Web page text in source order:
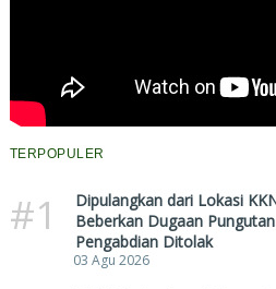
TERPOPULER
#1
Dipulangkan dari Lokasi
Beberkan Dugaan
Pengabdian Ditolak
03 Agu 2026